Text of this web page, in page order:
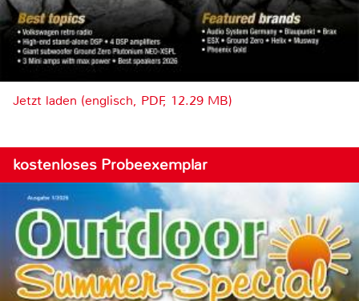
Jetzt laden (englisch, PDF, 12.29 MB)
kostenloses Probeexemplar